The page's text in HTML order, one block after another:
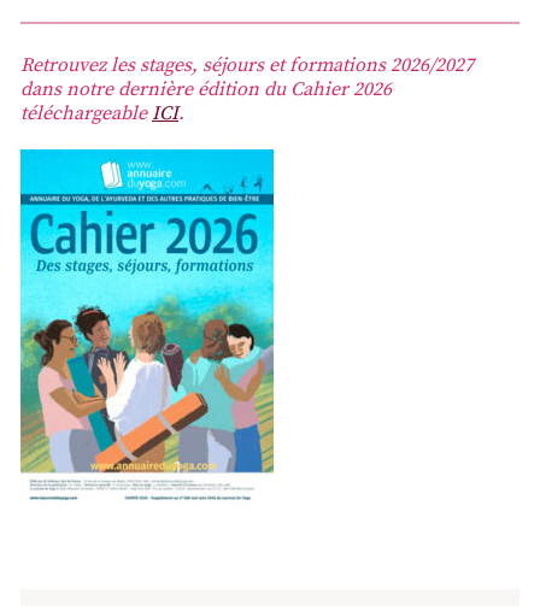
Retrouvez les stages, séjours et formations 2026/2027
dans notre dernière édition du Cahier 2026
téléchargeableICI.